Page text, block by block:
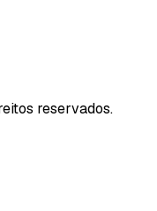
reservados.